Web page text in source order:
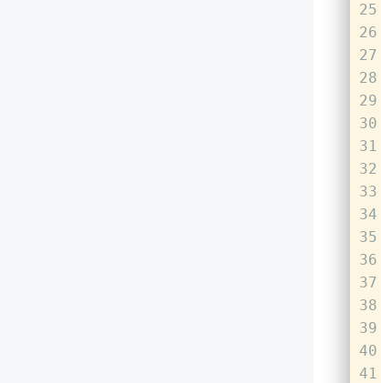
25
26
27
28
29
30
31
32
33
34
35
36
37
38
39
40
41